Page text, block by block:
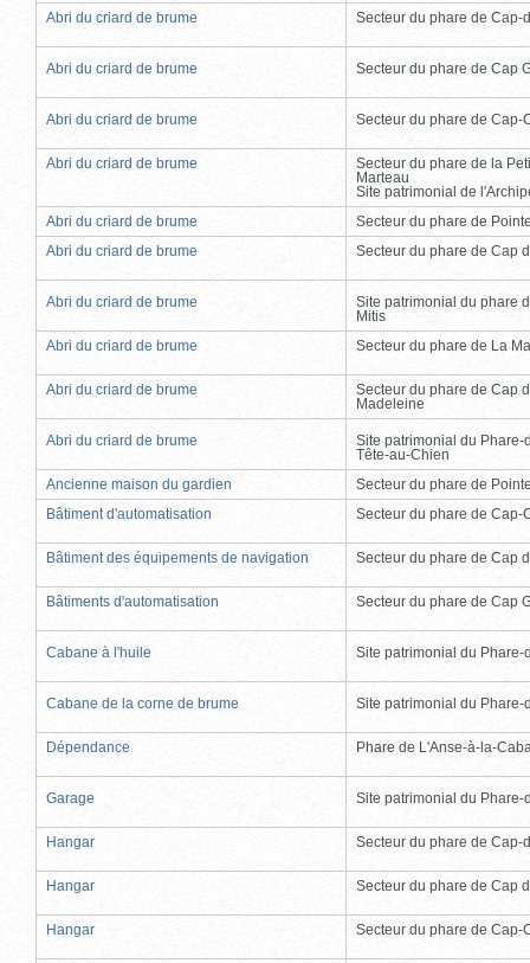
Abri du criard de brume
Secteur du phare de Cap-
Abri du criard de brume Secteur du phare de Cap
Abri du criard de brume Secteur du phare de Cap-
Abri du criard de brume
Secteur du phare de la
Marteau
Site patrimonial de
Abri du criard de brume
Secteur du phare de
Abri du criard de brume
Secteur du phare de Cap
Abri du criard de brume
Site patrimonial du phare
Mitis
Abri du criard de brume
Secteur du phare de La
Abri du criard de brume
Secteur du phare de Cap
Madeleine
Abri du criard de brume
Site patrimonial du Phare-
Tête-au-Chien
Ancienne maison du gardien
Secteur du phare de
Bâtiment d'automatisation
Secteur du phare de Cap-
Bâtiment des équipements de navigation Secteur du phare de Cap
Bâtiments d'automatisation Secteur du phare de Cap
Cabane à l'huile Site patrimonial du Phare-
Cabane de la corne de brume Site patrimonial du Phare-
Dépendance Phare de L'Anse-à-la-
Garage Site patrimonial du Phare-
Hangar Secteur du phare de Cap-
Hangar Secteur du phare de Cap
Hangar Secteur du phare de Cap-